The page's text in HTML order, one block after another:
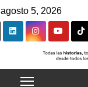
agosto 5, 2026